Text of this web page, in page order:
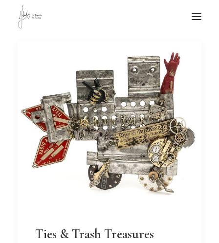
APUNTES
QUIÉN SOY
Ties & Trash Treasures